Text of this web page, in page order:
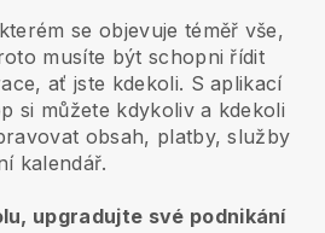
se objevuje téměř vše,
musíte být schopni řídit
ať jste kdekoli. S aplikací
si můžete kdykoliv a kdekoli
obsah, platby, služby
kalendář.
upgradujte své podnikání